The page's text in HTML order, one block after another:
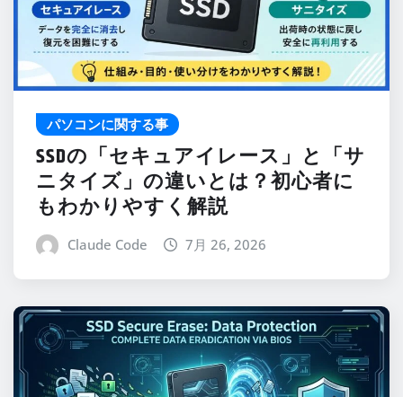
パソコンに関する事
SSDの「セキュアイレース」と「サ
ニタイズ」の違いとは？初心者に
もわかりやすく解説
Claude Code 7月 26, 2026